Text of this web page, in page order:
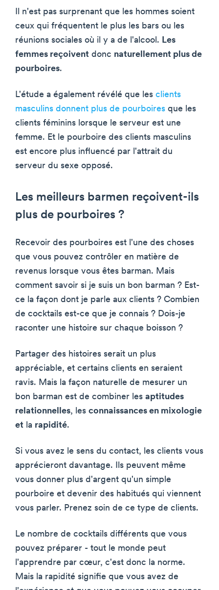
Il n'est pas surprenant que les hommes soient
ceux qui fréquentent le plus les bars ou les
réunions sociales où il y a de l'alcool. Les
femmes reçoivent donc naturellement plus de
pourboires.
L'étude a également révélé que les clients
masculins donnent plus de pourboires que les
clients féminins lorsque le serveur est une
femme. Et le pourboire des clients masculins
est encore plus influencé par l'attrait du
serveur du sexe opposé.
Les meilleurs barmen reçoivent-ils
plus de pourboires ?
Recevoir des pourboires est l'une des choses
que vous pouvez contrôler en matière de
revenus lorsque vous êtes barman. Mais
comment savoir si je suis un bon barman ? Est-
ce la façon dont je parle aux clients ? Combien
de cocktails est-ce que je connais ? Dois-je
raconter une histoire sur chaque boisson ?
Partager des histoires serait un plus
appréciable, et certains clients en seraient
ravis. Mais la façon naturelle de mesurer un
bon barman est de combiner les aptitudes
relationnelles, les connaissances en mixologie
et la rapidité.
Si vous avez le sens du contact, les clients vous
apprécieront davantage. Ils peuvent même
vous donner plus d'argent qu'un simple
pourboire et devenir des habitués qui viennent
vous parler. Prenez soin de ce type de clients.
Le nombre de cocktails différents que vous
pouvez préparer - tout le monde peut
l'apprendre par cœur, c'est donc la norme.
Mais la rapidité signifie que vous avez de